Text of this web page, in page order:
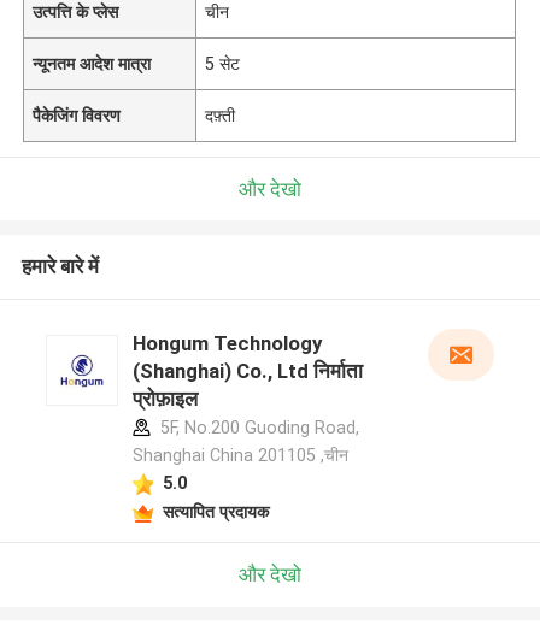
उत्पत्ति के प्लेस चीन
न्यूनतम आदेश मात्रा 5 सेट
पैकेजिंग विवरण दफ़्ती
और देखो
हमारे बारे में
Hongum Technology
(Shanghai) Co., Ltd निर्माता
प्रोफ़ाइल
5F, No.200 Guoding Road,
Shanghai China 201105 ,चीन
5.0
सत्यापित प्रदायक
और देखो